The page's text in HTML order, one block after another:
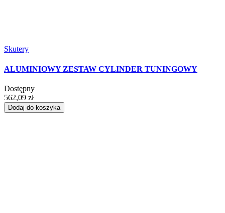
Skutery
ALUMINIOWY ZESTAW CYLINDER TUNINGOWY
Dostępny
562,09 zł
Dodaj do koszyka